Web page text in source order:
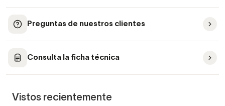
Preguntas de nuestros clientes
Consulta la ficha técnica
Vistos recientemente